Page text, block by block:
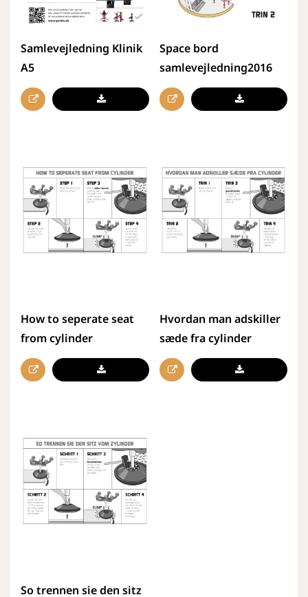
Samlevejledning Klinik
A5
Space bord
samlevejledning2016
How to seperate seat
from cylinder
Hvordan man adskiller
sæde fra cylinder
So trennen sie den sitz